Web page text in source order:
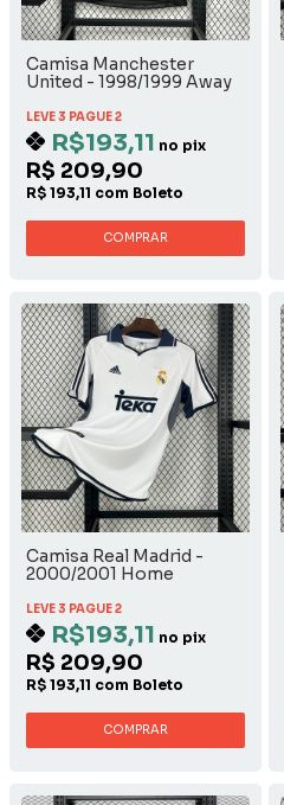
Camisa Manchester
United - 1998/1999 Away
LEVE 3 PAGUE 2
R$193,11 no pix
R$ 209,90
R$ 193,11 com Boleto
COMPRAR
Camisa Real Madrid -
2000/2001 Home
LEVE 3 PAGUE 2
R$193,11 no pix
R$ 209,90
R$ 193,11 com Boleto
COMPRAR